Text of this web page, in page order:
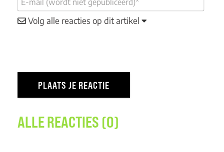
Volg alle reacties op dit artikel
ALLE REACTIES (0)